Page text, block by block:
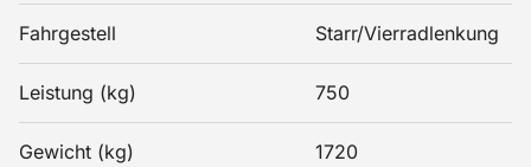
Fahrgestell Starr/Vierradlenkung
Leistung (kg) 750
Gewicht (kg) 1720